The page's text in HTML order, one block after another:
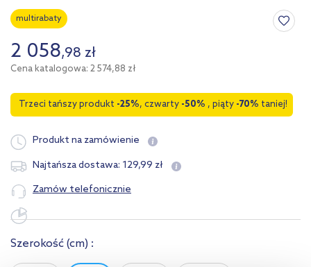
multirabaty
2 058,98 zł
Cena katalogowa: 2 574,88 zł
Trzeci tańszy produkt -25%, czwarty -50% , piąty -70% taniej!
Produkt na zamówienie
Najtańsza dostawa: 129,99 zł
Zamów telefonicznie
Szerokość (cm) :